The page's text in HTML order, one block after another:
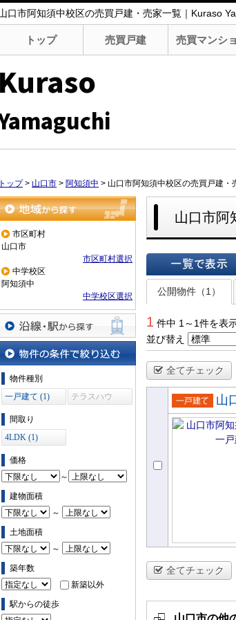
口市阿知須中校区の売買戸建・売家一覧｜Kuraso
トップ 売買戸建 売買マンシ
Kuraso
トップ> 山口市 > 阿知須中 > 山口市阿知須中校区の売買戸建・
地域から探す
市区町村
山口市
市区町村選択
中学校区
阿知須中
中学校区選択
線・駅から探す
物件の条件で絞り込む
物件種別
一戸建て (1)
テラスハウ
間取り
4LDK (1)
価格
～
建物面積
～
土地面積
～
築年数
新築以外
駅からの徒歩
山口市阿
一覧で表示
公開物件（1）
1 件中 1～1件を表
並び替え
全てチェック
売一戸建
て
山
全てチェック